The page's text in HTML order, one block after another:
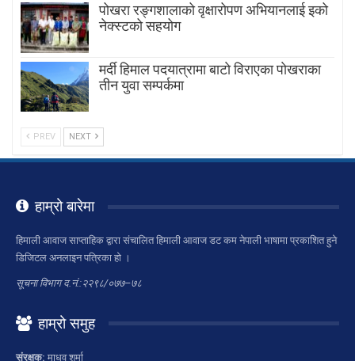
पोखरा रङ्गशालाको वृक्षारोपण अभियानलाई इको
नेक्स्टको सहयोग
मर्दी हिमाल पदयात्रामा बाटाे विराएका पाेखराका
तीन युवा सम्पर्कमा
PREV NEXT
हाम्रो बारेमा
हिमाली आवाज साप्ताहिक द्वारा संचालित हिमाली आवाज डट कम नेपाली भाषामा प्रकाशित हुने
डिजिटल अनलाइन पत्रिका हो ।
सूचना विभाग द.नं.:२२९८/०७७–७८
हाम्रो समुह
संरक्षक: माधव शर्मा